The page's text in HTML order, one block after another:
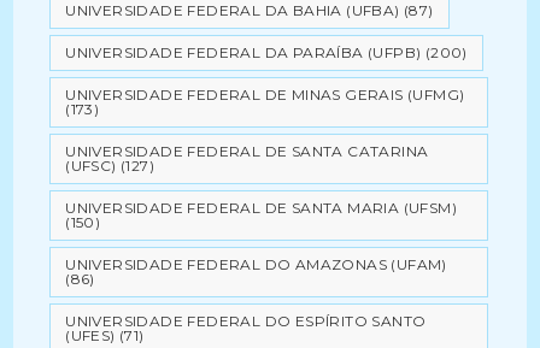
UNIVERSIDADE FEDERAL DA BAHIA (UFBA) (87)
UNIVERSIDADE FEDERAL DA PARAÍBA (UFPB) (200)
UNIVERSIDADE FEDERAL DE MINAS GERAIS (UFMG)
(173)
UNIVERSIDADE FEDERAL DE SANTA CATARINA
(UFSC) (127)
UNIVERSIDADE FEDERAL DE SANTA MARIA (UFSM)
(150)
UNIVERSIDADE FEDERAL DO AMAZONAS (UFAM)
(86)
UNIVERSIDADE FEDERAL DO ESPÍRITO SANTO
(UFES) (71)